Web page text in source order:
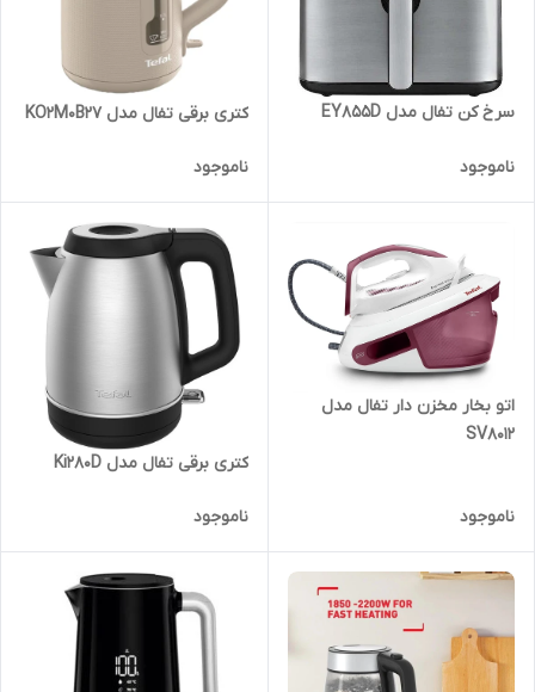
سرخ کن تفال مدل EY855D
ناموجود
کتری برقی تفال مدل KO2M0B27
ناموجود
اتو بخار مخزن دار تفال مدل
SV8012
ناموجود
کتری برقی تفال مدل Ki280D
ناموجود